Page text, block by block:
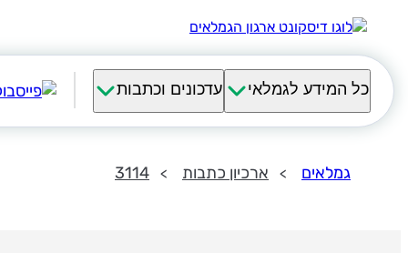
כל המידע לגמלאי עדכונים וכתבות
גמלאים ארכיון כתבות 3114